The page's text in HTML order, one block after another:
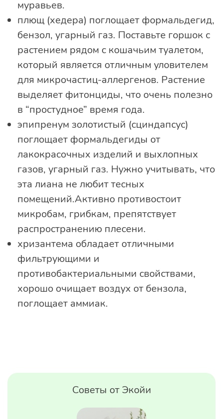
муравьев.
плющ (хедера) поглощает формальдегид,
бензол, угарный газ. Поставьте горшок с
растением рядом с кошачьим туалетом,
который является отличным уловителем
для микрочастиц-аллергенов. Растение
выделяет фитонциды, что очень полезно
в “простудное” время года.
эпипренум золотистый (сциндапсус)
поглощает формальдегиды от
лакокрасочных изделий и выхлопных
газов, угарный газ. Нужно учитывать, что
эта лиана не любит тесных
помещений.Активно противостоит
микробам, грибкам, препятствует
распространению плесени.
хризантема обладает отличными
фильтрующими и
противобактериальными свойствами,
хорошо очищает воздух от бензола,
поглощает аммиак.
Советы от Экойи